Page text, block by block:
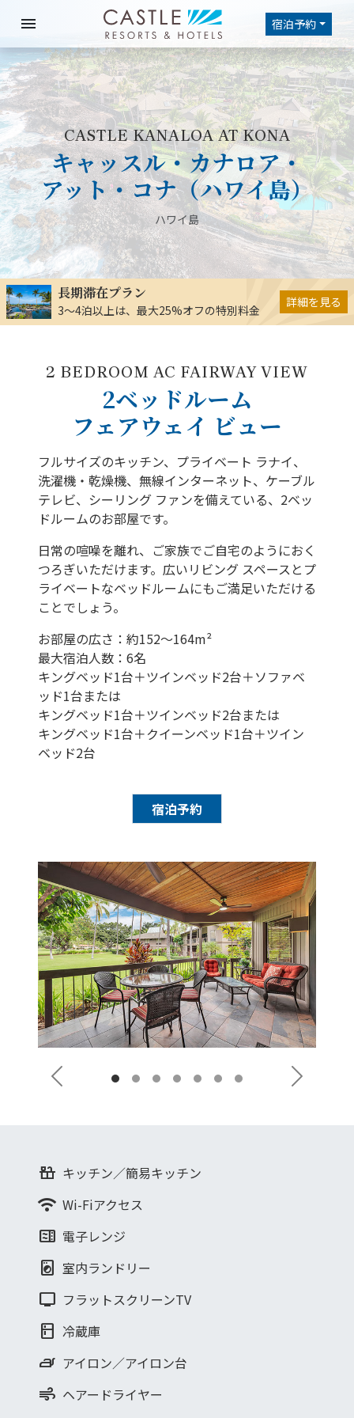
menu 宿泊予約
CASTLE KANALOA AT KONA
キャッスル・カナロア・
アット・コナ（ハワイ島）
ハワイ島
長期滞在プラン
3～4泊以上は、最大25%オフの特別料金
詳細を見る
2 BEDROOM AC FAIRWAY VIEW
2ベッドルーム
フェアウェイ ビュー
フルサイズのキッチン、プライベート ラナイ、
洗濯機・乾燥機、無線インターネット、ケーブル
テレビ、シーリング ファンを備えている、2ベッ
ドルームのお部屋です。
日常の喧噪を離れ、ご家族でご自宅のようにおく
つろぎいただけます。広いリビング スペースとプ
ライベートなベッドルームにもご満足いただける
ことでしょう。
お部屋の広さ：約152～164m²
最大宿泊人数：6名
キングベッド1台＋ツインベッド2台＋ソファベ
ッド1台または
キングベッド1台＋ツインベッド2台または
キングベッド1台＋クイーンベッド1台＋ツイン
ベッド2台
宿泊予約
Previous Next
countertops キッチン／簡易キッチン
wifi Wi-Fiアクセス
microwave 電子レンジ
local_laundry_service 室内ランドリー
tv フラットスクリーンTV
kitchen 冷蔵庫
iron アイロン／アイロン台
air ヘアードライヤー